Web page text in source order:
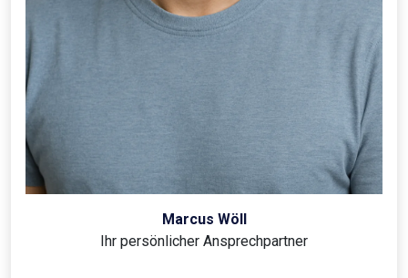
Marcus Wöll
Ihr persönlicher Ansprechpartner